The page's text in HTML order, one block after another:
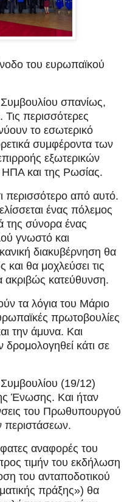
του ευρωπαϊκού
σπανίως,
περισσότερες
το εσωτερικό
συμφέροντα των
εξωτερικών
και της Ρωσίας.
περισσότερο από αυτό.
ένας πόλεμος
της σύνορα ένας
γνωστό και
διακυβέρνηση θα
και θα μοχλεύσει τις
ακριβώς κατεύθυνση.
τα λόγια του Μάριο
πρωτοβουλίες
την άμυνα. Και
δρομολογηθεί κάτι σε
(19/12)
Ένωσης. Και ήταν
του Πρωθυπουργού
περιστάσεων.
αναφορές του
τιμήν του εκδήλωση
του ανταποδοτικού
πράξης») θα